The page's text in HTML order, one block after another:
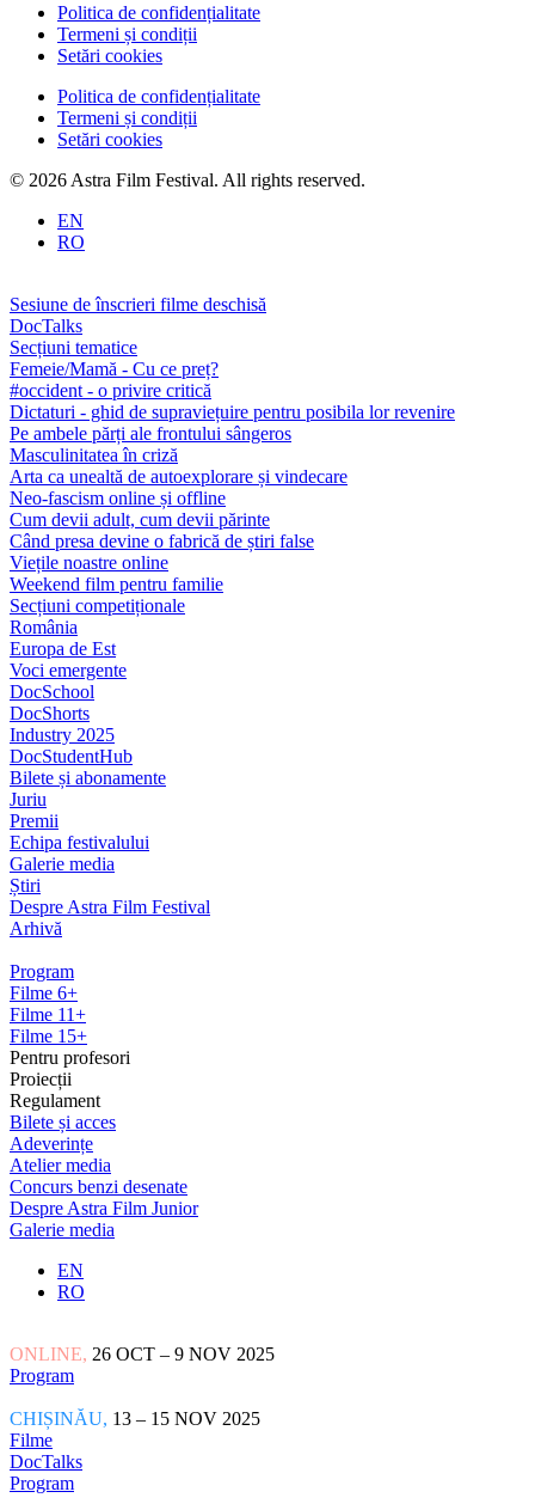
Politica de confidențialitate
Termeni și condiții
Setări cookies
Politica de confidențialitate
Termeni și condiții
Setări cookies
© 2026 Astra Film Festival. All rights reserved.
EN
RO
Sesiune de înscrieri filme deschisă
DocTalks
Secțiuni tematice
Femeie/Mamă - Cu ce preț?
#occident - o privire critică
Dictaturi - ghid de supraviețuire pentru posibila lor revenire
Pe ambele părți ale frontului sângeros
Masculinitatea în criză
Arta ca unealtă de autoexplorare și vindecare
Neo-fascism online și offline
Cum devii adult, cum devii părinte
Când presa devine o fabrică de știri false
Viețile noastre online
Weekend film pentru familie
Secțiuni competiționale
România
Europa de Est
Voci emergente
DocSchool
DocShorts
Industry 2025
DocStudentHub
Bilete și abonamente
Juriu
Premii
Echipa festivalului
Galerie media
Știri
Despre Astra Film Festival
Arhivă
Program
Filme 6+
Filme 11+
Filme 15+
Pentru profesori
Proiecții
Regulament
Bilete și acces
Adeverințe
Atelier media
Concurs benzi desenate
Despre Astra Film Junior
Galerie media
EN
RO
ONLINE, 26 OCT – 9 NOV 2025
Program
CHIȘINĂU, 13 – 15 NOV 2025
Filme
DocTalks
Program